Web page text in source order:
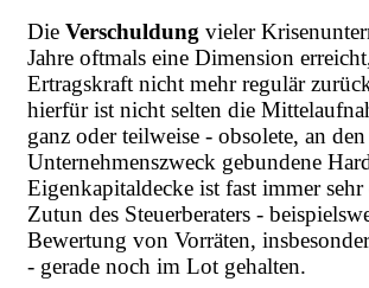
Die Verschuldung vieler
Jahre oftmals eine Dimension
Ertragskraft nicht mehr regulär
hierfür ist nicht selten die
ganz oder teilweise - obsolete, an
Unternehmenszweck gebundene
Eigenkapitaldecke ist fast immer
Zutun des Steuerberaters -
Bewertung von Vorräten,
- gerade noch im Lot gehalten.